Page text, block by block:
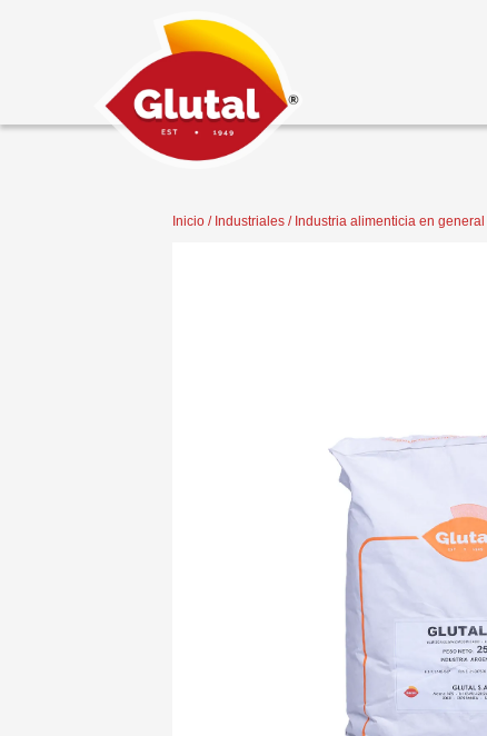
Inicio/ Industriales/ Industria alimenticia en general